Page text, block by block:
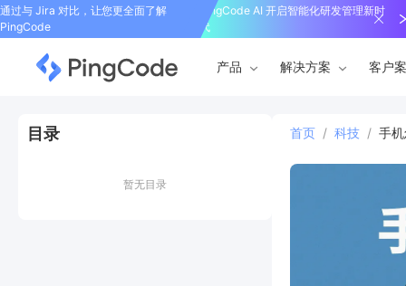
通过与 Jira 对比，让您更全面了解
PingCode
PingCode AI 开启智能化研发管理新时
代
产品 解决方案 客户
目录
暂无目录
首页 / 科技 / 手